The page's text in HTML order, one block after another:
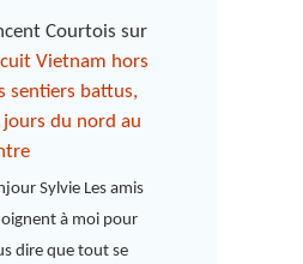
Courtois sur
Vietnam hors
sentiers battus,
jours du nord au
Sylvie Les amis
à moi pour
dire que tout se